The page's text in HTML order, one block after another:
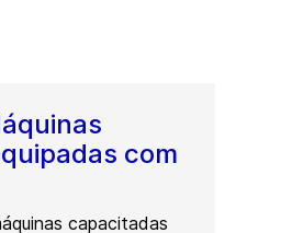
com
capacitadas